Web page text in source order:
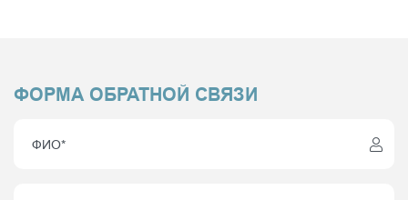
ФОРМА ОБРАТНОЙ СВЯЗИ